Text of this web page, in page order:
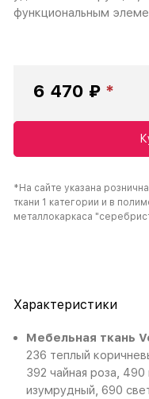
функциональным
6 470 ₽
*На сайте указана
ткани 1 категории и в
металлокаркаса
Характеристики
Мебельная ткань
236 теплый
392 чайная роза,
изумрудный, 690